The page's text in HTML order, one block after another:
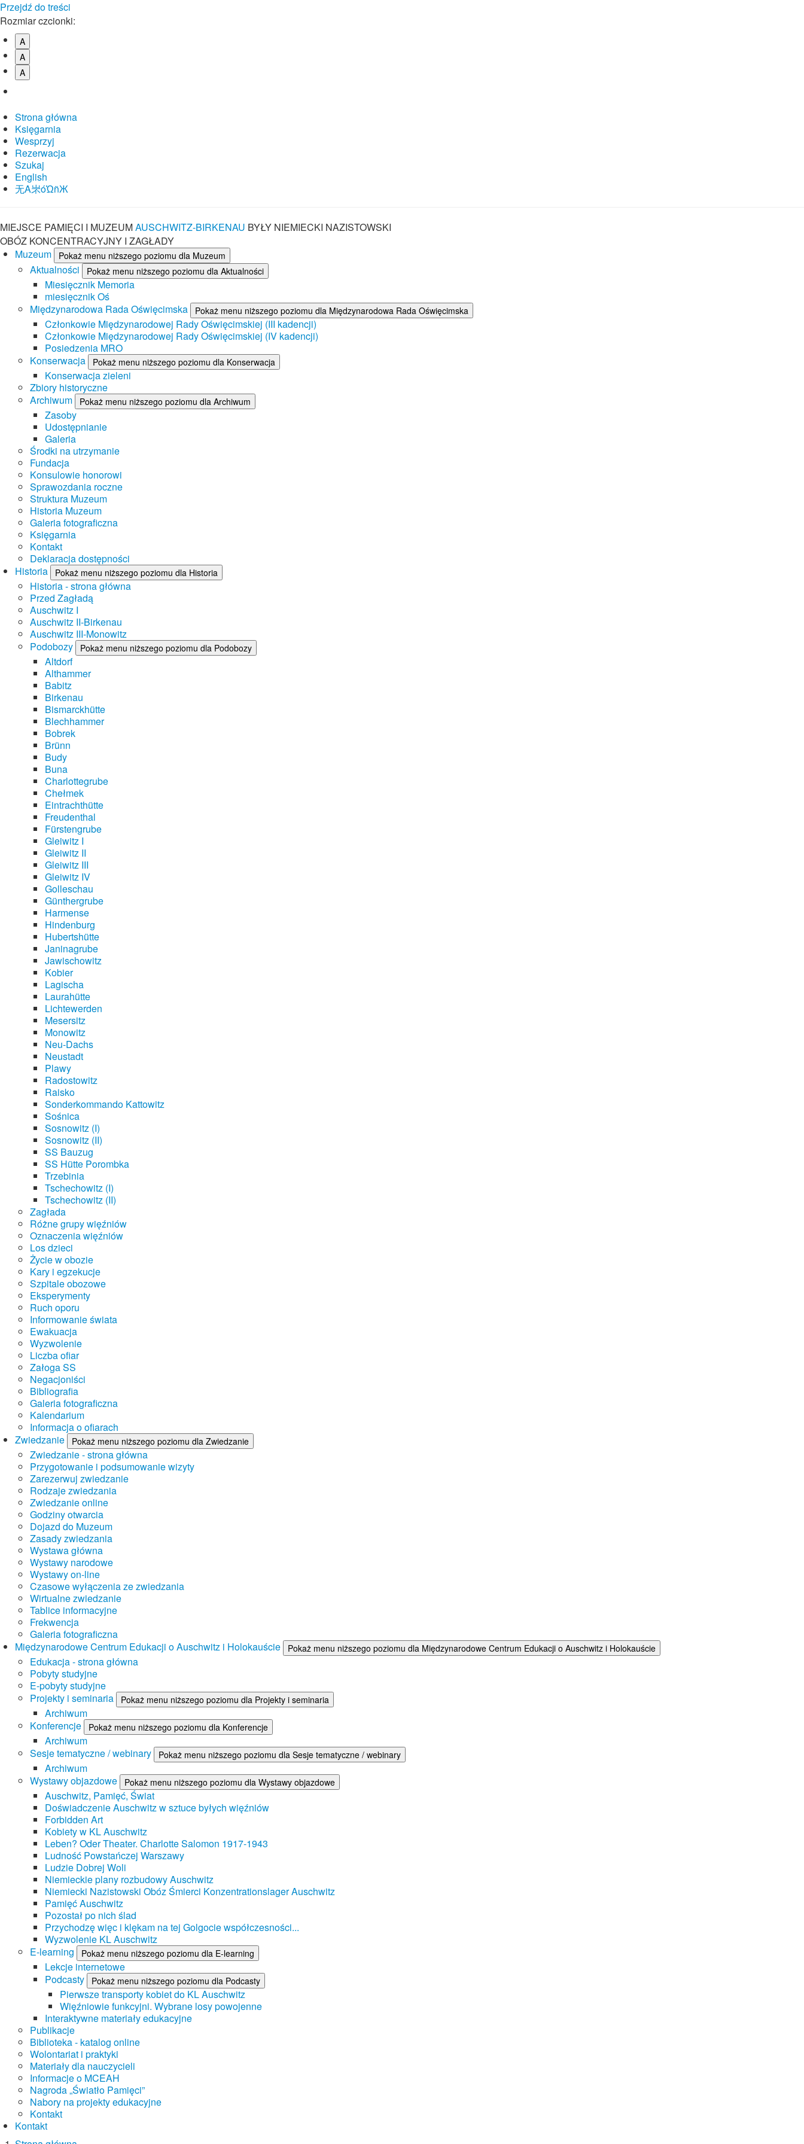
Przejdź do treści
Rozmiar czcionki:
A
A
A
Strona główna
Księgarnia
Wesprzyj
Rezerwacja
Szukaj
English
⽆A㞸óὨñЖ
MIEJSCE PAMIĘCI I MUZEUMAUSCHWITZ-BIRKENAU BYŁY NIEMIECKI NAZISTOWSKI
OBÓZ KONCENTRACYJNY I ZAGŁADY
Muzeum
Pokaż menu niższego poziomu dla Muzeum
Aktualności Pokaż menu niższego poziomu dla Aktualności
Miesięcznik Memoria
miesięcznik Oś
Międzynarodowa Rada Oświęcimska
Pokaż menu niższego poziomu dla Międzynarodowa Rada Oświęcimska
Członkowie Międzynarodowej Rady Oświęcimskiej (III kadencji)
Członkowie Międzynarodowej Rady Oświęcimskiej (IV kadencji)
Posiedzenia MRO
Konserwacja
Pokaż menu niższego poziomu dla Konserwacja
Konserwacja zieleni
Zbiory historyczne
Archiwum
Pokaż menu niższego poziomu dla Archiwum
Zasoby
Udostępnianie
Galeria
Środki na utrzymanie
Fundacja
Konsulowie honorowi
Sprawozdania roczne
Struktura Muzeum
Historia Muzeum
Galeria fotograficzna
Księgarnia
Kontakt
Deklaracja dostępności
Historia
Pokaż menu niższego poziomu dla Historia
Historia - strona główna
Przed Zagładą
Auschwitz I
Auschwitz II-Birkenau
Auschwitz III-Monowitz
Podobozy
Pokaż menu niższego poziomu dla Podobozy
Altdorf
Althammer
Babitz
Birkenau
Bismarckhütte
Blechhammer
Bobrek
Brünn
Budy
Buna
Charlottegrube
Chełmek
Eintrachthütte
Freudenthal
Fürstengrube
Gleiwitz I
Gleiwitz II
Gleiwitz III
Gleiwitz IV
Golleschau
Günthergrube
Harmense
Hindenburg
Hubertshütte
Janinagrube
Jawischowitz
Kobier
Lagischa
Laurahütte
Lichtewerden
Mesersitz
Monowitz
Neu-Dachs
Neustadt
Plawy
Radostowitz
Raisko
Sonderkommando Kattowitz
Sośnica
Sosnowitz (I)
Sosnowitz (II)
SS Bauzug
SS Hütte Porombka
Trzebinia
Tschechowitz (I)
Tschechowitz (II)
Zagłada
Różne grupy więźniów
Oznaczenia więźniów
Los dzieci
Życie w obozie
Kary i egzekucje
Szpitale obozowe
Eksperymenty
Ruch oporu
Informowanie świata
Ewakuacja
Wyzwolenie
Liczba ofiar
Załoga SS
Negacjoniści
Bibliografia
Galeria fotograficzna
Kalendarium
Informacja o ofiarach
Zwiedzanie
Pokaż menu niższego poziomu dla Zwiedzanie
Zwiedzanie - strona główna
Przygotowanie i podsumowanie wizyty
Zarezerwuj zwiedzanie
Rodzaje zwiedzania
Zwiedzanie online
Godziny otwarcia
Dojazd do Muzeum
Zasady zwiedzania
Wystawa główna
Wystawy narodowe
Wystawy on-line
Czasowe wyłączenia ze zwiedzania
Wirtualne zwiedzanie
Tablice informacyjne
Frekwencja
Galeria fotograficzna
Międzynarodowe Centrum Edukacji o Auschwitz i Holokauście
Pokaż menu niższego poziomu dla Międzynarodowe Centrum Edukacji o Auschwitz i Holokauście
Edukacja - strona główna
Pobyty studyjne
E-pobyty studyjne
Projekty i seminaria
Pokaż menu niższego poziomu dla Projekty i seminaria
Archiwum
Konferencje
Pokaż menu niższego poziomu dla Konferencje
Archiwum
Sesje tematyczne / webinary
Pokaż menu niższego poziomu dla Sesje tematyczne / webinary
Archiwum
Wystawy objazdowe
Pokaż menu niższego poziomu dla Wystawy objazdowe
Auschwitz, Pamięć, Świat
Doświadczenie Auschwitz w sztuce byłych więźniów
Forbidden Art
Kobiety w KL Auschwitz
Leben? Oder Theater. Charlotte Salomon 1917-1943
Ludność Powstańczej Warszawy
Ludzie Dobrej Woli
Niemieckie plany rozbudowy Auschwitz
Niemiecki Nazistowski Obóz Śmierci Konzentrationslager Auschwitz
Pamięć Auschwitz
Pozostał po nich ślad
Przychodzę więc i klękam na tej Golgocie współczesności...
Wyzwolenie KL Auschwitz
E-learning
Pokaż menu niższego poziomu dla E-learning
Lekcje internetowe
Podcasty
Pokaż menu niższego poziomu dla Podcasty
Pierwsze transporty kobiet do KL Auschwitz
Więźniowie funkcyjni. Wybrane losy powojenne
Interaktywne materiały edukacyjne
Publikacje
Biblioteka - katalog online
Wolontariat i praktyki
Materiały dla nauczycieli
Informacje o MCEAH
Nagroda „Światło Pamięci”
Nabory na projekty edukacyjne
Kontakt
Kontakt